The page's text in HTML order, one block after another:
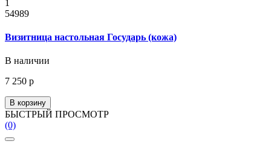
1
54989
Визитница настольная Государь (кожа)
В наличии
7 250 р
В корзину
БЫСТРЫЙ ПРОСМОТР
(0)